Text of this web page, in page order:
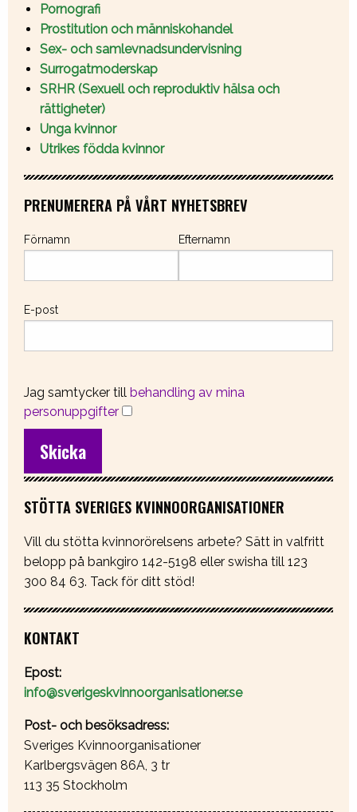
Pornografi
Prostitution och människohandel
Sex- och samlevnadsundervisning
Surrogatmoderskap
SRHR (Sexuell och reproduktiv hälsa och
rättigheter)
Unga kvinnor
Utrikes födda kvinnor
PRENUMERERA PÅ VÅRT NYHETSBREV
Förnamn Efternamn
E-post
Jag samtycker till behandling av mina
personuppgifter
STÖTTA SVERIGES KVINNOORGANISATIONER
Vill du stötta kvinnorörelsens arbete? Sätt in valfritt
belopp på bankgiro 142-5198 eller swisha till 123
300 84 63. Tack för ditt stöd!
KONTAKT
Epost:
info@sverigeskvinnoorganisationer.se
Post- och besöksadress:
Sveriges Kvinnoorganisationer
Karlbergsvägen 86A, 3 tr
113 35 Stockholm